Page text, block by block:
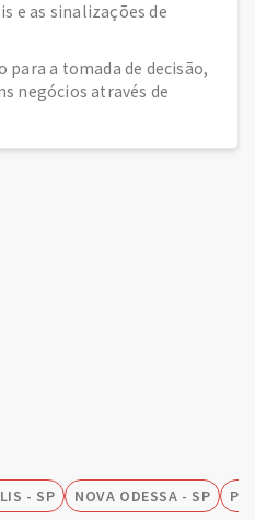
e as sinalizações de
para a tomada de decisão,
negócios através de
- SP NOVA ODESSA - SP